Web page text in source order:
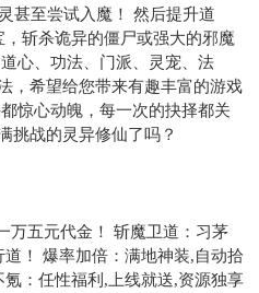
甚至尝试入魔！ 然后提升道
斩杀诡异的僵尸或强大的邪魔
心、功法、门派、灵宠、法
，希望给您带来有趣丰富的游戏
惊心动魄，每一次的抉择都关
挑战的灵异修仙了吗？
万五元代金！ 斩魔卫道：习茅
！ 爆率加倍：满地神装,自动拾
：任性福利,上线就送,资源独享